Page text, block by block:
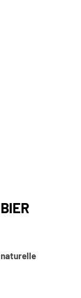
naturelle